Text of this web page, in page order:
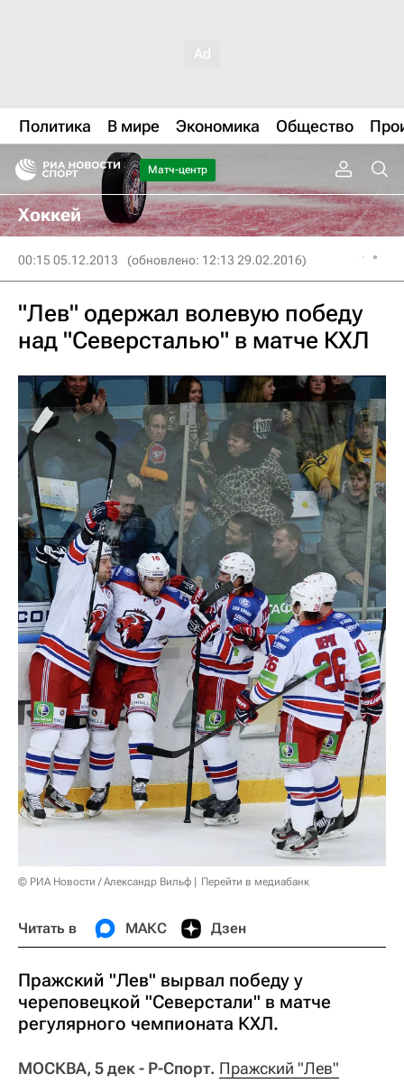
Политика В мире Экономика Общество
Матч-центр
Хоккей
00:15 05.12.2013 (обновлено: 12:13 29.02.2016)
"Лев" одержал волевую победу
над "Северсталью" в матче КХЛ
© РИА Новости / Александр Вильф Перейти в медиабанк
Читать в МАКС Дзен
Пражский "Лев" вырвал победу у
череповецкой "Северстали" в матче
регулярного чемпионата КХЛ.
МОСКВА, 5 дек - Р-Спорт. Пражский "Лев"